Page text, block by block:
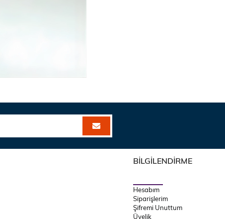
BİLGİLENDİRME
Hesabım
Siparişlerim
Şifremi Unuttum
Üyelik